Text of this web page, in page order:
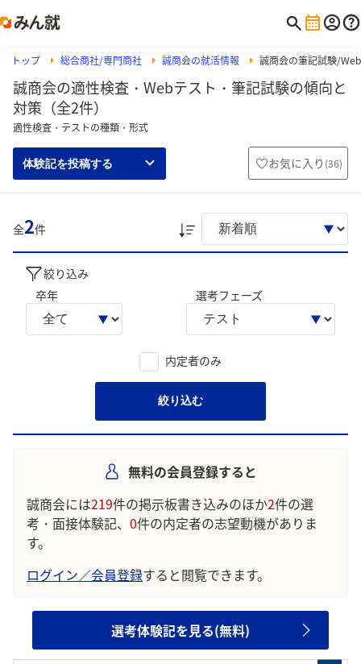
トップ 総合商社/専門商社 誠商会の就活情報 誠商会の筆記試験/
誠商会の適性検査・Webテスト・筆記試験の傾向と
対策（全2件）
適性検査・テストの種類・形式
体験記を投稿する お気に入り (36)
全2件
絞り込み
卒年
選考フェーズ
内定者のみ
絞り込む
無料の会員登録すると
誠商会には219件の掲示板書き込みのほか2件の選
考・面接体験記、 0件の内定者の志望動機がありま
す。
ログイン／会員登録すると閲覧できます。
選考体験記を見る(無料)